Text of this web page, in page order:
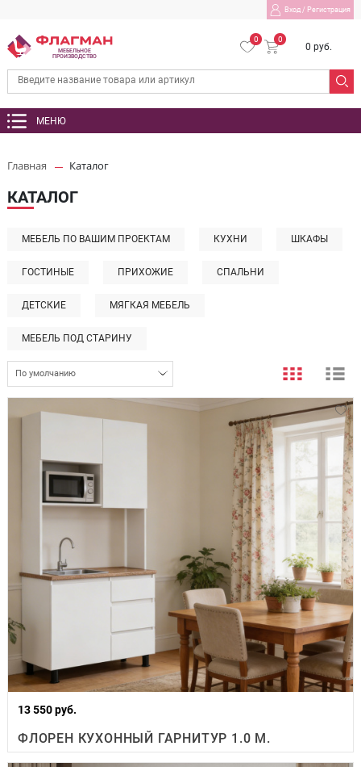
Вход/ Регистрация
МЕБЕЛЬНОЕ
ПРОИЗВОДСТВО
0 0
0 руб.
МЕНЮ
Главная Каталог
КАТАЛОГ
МЕБЕЛЬ ПО ВАШИМ ПРОЕКТАМ КУХНИ ШКАФЫ
ГОСТИНЫЕ ПРИХОЖИЕ СПАЛЬНИ
ДЕТСКИЕ МЯГКАЯ МЕБЕЛЬ
МЕБЕЛЬ ПОД СТАРИНУ
По умолчанию
13 550 руб.
ФЛОРЕН КУХОННЫЙ ГАРНИТУР 1.0 М.